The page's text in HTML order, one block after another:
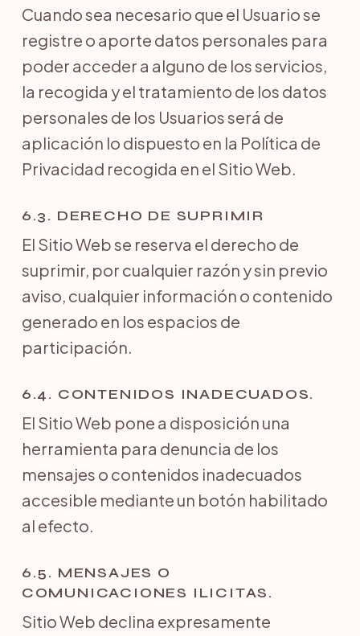
Cuando sea necesario que el Usuario se
registre o aporte datos personales para
poder acceder a alguno de los servicios,
la recogida y el tratamiento de los datos
personales de los Usuarios será de
aplicación lo dispuesto en la Política de
Privacidad recogida en el Sitio Web.
6.3. DERECHO DE SUPRIMIR
El Sitio Web se reserva el derecho de
suprimir, por cualquier razón y sin previo
aviso, cualquier información o contenido
generado en los espacios de
participación.
6.4. CONTENIDOS INADECUADOS.
El Sitio Web pone a disposición una
herramienta para denuncia de los
mensajes o contenidos inadecuados
accesible mediante un botón habilitado
al efecto.
6.5. MENSAJES O
COMUNICACIONES ILICITAS.
Sitio Web declina expresamente